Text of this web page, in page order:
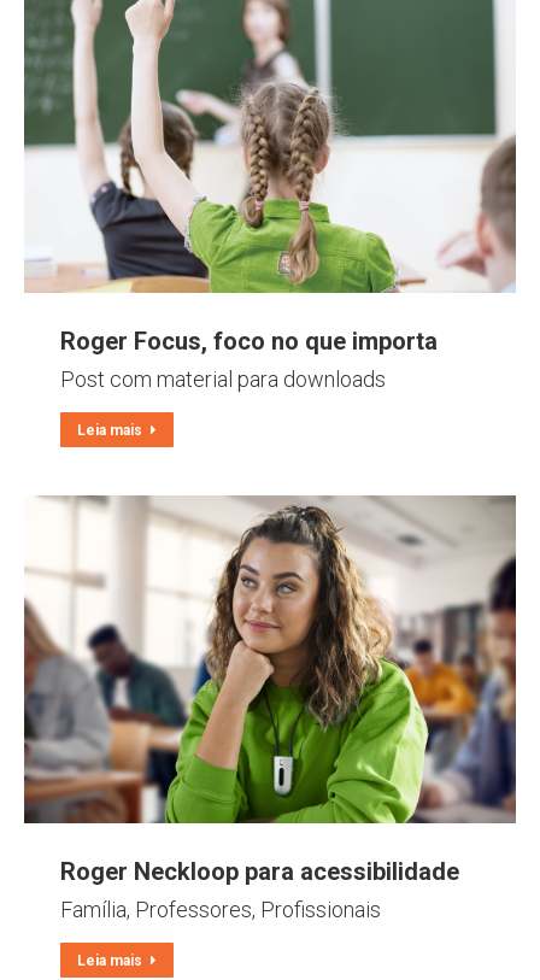
Roger Focus, foco no que importa
Post com material para downloads
Leia mais
Roger Neckloop para acessibilidade
Família, Professores, Profissionais
Leia mais